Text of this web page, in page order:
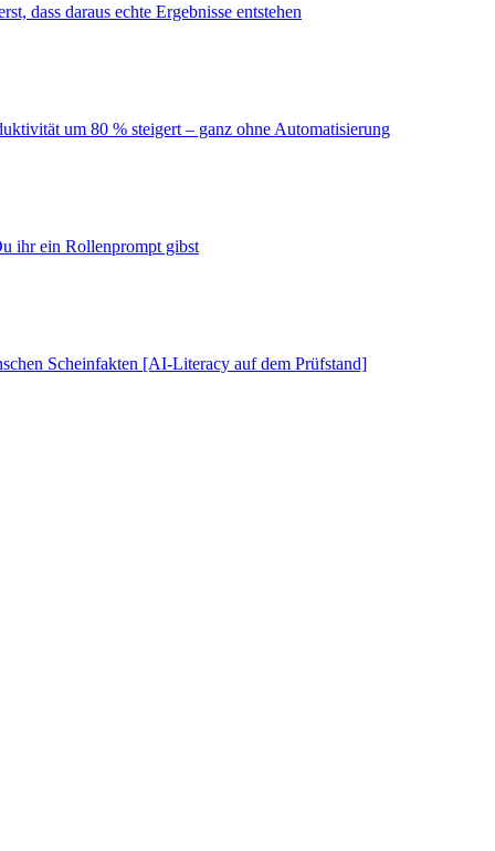
dass daraus echte Ergebnisse entstehen
um 80 % steigert – ganz ohne Automatisierung
ihr ein Rollenprompt gibst
Scheinfakten [AI-Literacy auf dem Prüfstand]